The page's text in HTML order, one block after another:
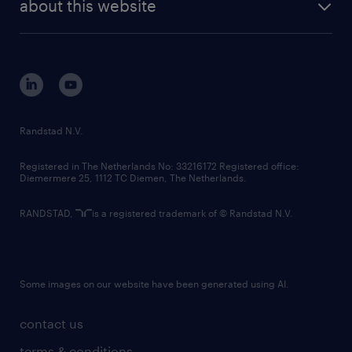
corporate governance
randstad innovation fund
country websites
about this website
contact us
Randstad N.V.
Registered in The Netherlands No: 33216172 Registered office:
Diemermere 25, 1112 TC Diemen, The Netherlands.
RANDSTAD, is a registered trademark of © Randstad N.V.
Some images on our website have been generated using AI.